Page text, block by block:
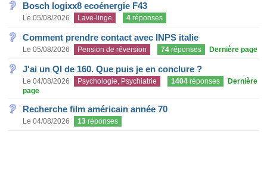
Bosch logixx8 ecoénergie F43
Le 05/08/2026 Lave-linge 4 réponses
Comment prendre contact avec INPS italie
Le 05/08/2026 Pension de réversion 74 réponses Dernière page
J'ai un QI de 160. Que puis je en conclure ?
Le 04/08/2026 Psychologie, Psychiatrie 1404 réponses
Dernière
page
Recherche film américain année 70
Le 04/08/2026 13 réponses